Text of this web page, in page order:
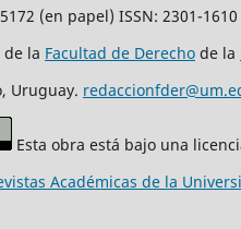
(en papel) ISSN: 2301-
de la Facultad de Derecho de la
Uruguay.
Esta obra está bajo una
Académicas de la